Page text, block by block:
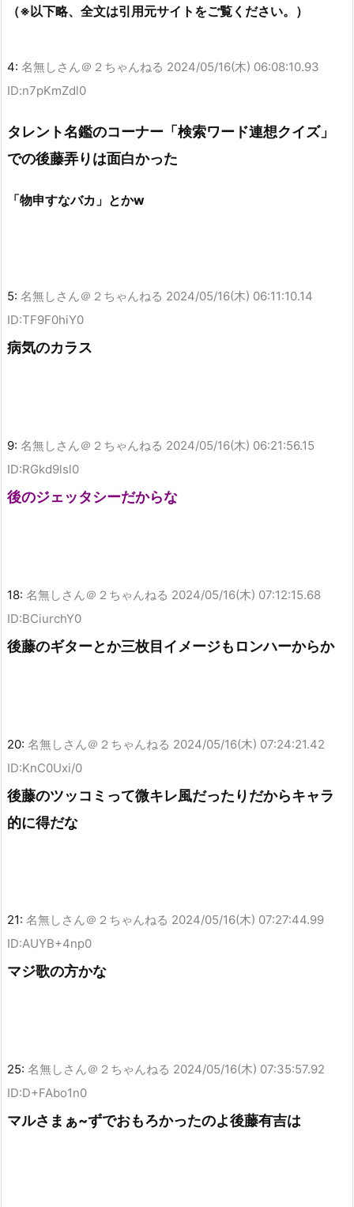
（※以下略、全文は引用元サイトをご覧ください。）
4: 名無しさん＠２ちゃんねる 2024/05/16(木) 06:08:10.93
ID:n7pKmZdl0
タレント名鑑のコーナー「検索ワード連想クイズ」
での後藤弄りは面白かった
「物申すなバカ」とかw
5: 名無しさん＠２ちゃんねる 2024/05/16(木) 06:11:10.14
ID:TF9F0hiY0
病気のカラス
9: 名無しさん＠２ちゃんねる 2024/05/16(木) 06:21:56.15
ID:RGkd9lsl0
後のジェッタシーだからな
18: 名無しさん＠２ちゃんねる 2024/05/16(木) 07:12:15.68
ID:BCiurchY0
後藤のギターとか三枚目イメージもロンハーからか
20: 名無しさん＠２ちゃんねる 2024/05/16(木) 07:24:21.42
ID:KnC0Uxi/0
後藤のツッコミって微キレ風だったりだからキャラ
的に得だな
21: 名無しさん＠２ちゃんねる 2024/05/16(木) 07:27:44.99
ID:AUYB+4np0
マジ歌の方かな
25: 名無しさん＠２ちゃんねる 2024/05/16(木) 07:35:57.92
ID:D+FAbo1n0
マルさまぁ~ずでおもろかったのよ後藤有吉は